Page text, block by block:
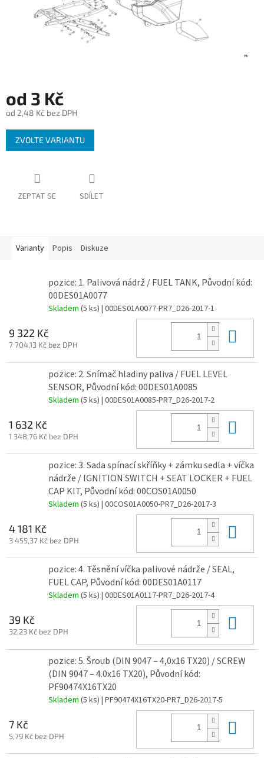
od 3 Kč
od 2,48 Kč bez DPH
Měrná
cena:
ZVOLTE VARIANTU
ZEPTAT SE SDÍLET
Varianty Popis Diskuze
pozice: 1. Palivová nádrž / FUEL TANK, Původní kód:
00DES01A0077
Skladem (5 ks) | 00DES01A0077-PR7_D26-2017-1
9 322 Kč
7 704,13 Kč bez DPH
pozice: 2. Snímač hladiny paliva / FUEL LEVEL
SENSOR, Původní kód: 00DES01A0085
Skladem (5 ks) | 00DES01A0085-PR7_D26-2017-2
1 632 Kč
1 348,76 Kč bez DPH
pozice: 3. Sada spínací skříňky + zámku sedla + víčka
nádrže / IGNITION SWITCH + SEAT LOCKER + FUEL
CAP KIT, Původní kód: 00COS01A0050
Skladem (5 ks) | 00COS01A0050-PR7_D26-2017-3
4 181 Kč
3 455,37 Kč bez DPH
pozice: 4. Těsnění víčka palivové nádrže / SEAL,
FUEL CAP, Původní kód: 00DES01A0117
Skladem (5 ks) | 00DES01A0117-PR7_D26-2017-4
39 Kč
32,23 Kč bez DPH
pozice: 5. Šroub (DIN 9047 – 4,0x16 TX20) / SCREW
(DIN 9047 – 4.0x16 TX20), Původní kód:
PF90474X16TX20
Skladem (5 ks) | PF90474X16TX20-PR7_D26-2017-5
7 Kč
5,79 Kč bez DPH